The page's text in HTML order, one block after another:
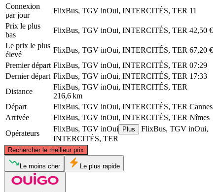
Connexion
par jour
FlixBus, TGV inOui, INTERCITÉS, TER 11
Prix ​​le plus
bas
FlixBus, TGV inOui, INTERCITÉS, TER 42,50 €
Le prix le plus
élevé
FlixBus, TGV inOui, INTERCITÉS, TER 67,20 €
Premier départ FlixBus, TGV inOui, INTERCITÉS, TER 07:29
Dernier départ FlixBus, TGV inOui, INTERCITÉS, TER 17:33
Distance
FlixBus, TGV inOui, INTERCITÉS, TER
216,6 km
Départ
FlixBus, TGV inOui, INTERCITÉS, TER Cannes
Arrivée
FlixBus, TGV inOui, INTERCITÉS, TER Nîmes
Opérateurs
FlixBus, TGV inOui Plus
FlixBus, TGV inOui,
INTERCITÉS, TER
Rechercher le meilleur prix
©CARTO
Le moins cher Le plus rapide